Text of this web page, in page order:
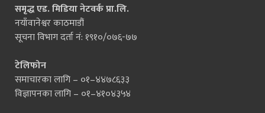
समृद्ध एड. मिडिया नेटवर्क प्रा.लि.
नयाँवानेश्वर काठमाडौं
सूचना विभाग दर्ता नं: १९१०/०७६-७७
टेलिफोन
समाचारका लागि – ०१–४४७८६३३
विज्ञापनका लागि – ०१–४१०४३५४